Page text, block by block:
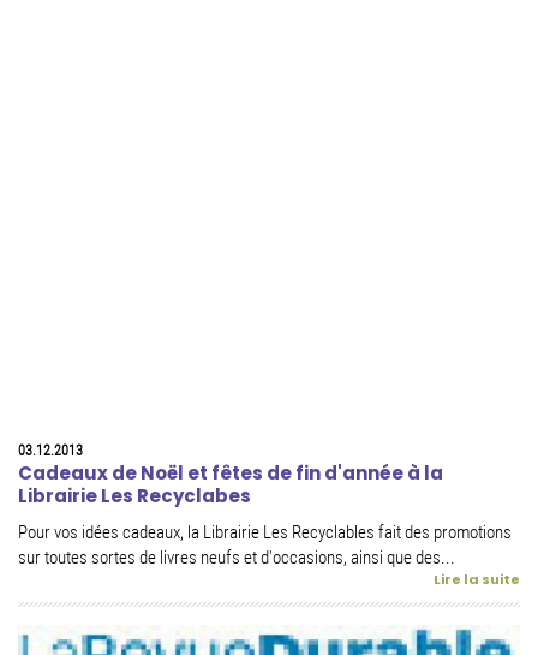
03.12.2013
Cadeaux de Noël et fêtes de fin d'année à la
Librairie Les Recyclabes
Pour vos idées cadeaux, la Librairie Les Recyclables fait des promotions
sur toutes sortes de livres neufs et d'occasions, ainsi que des...
Lire la suite